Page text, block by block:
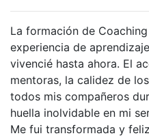
La formación de
experiencia de
vivencié hasta ahora. El
mentoras, la calidez de
todos mis compañeros
huella inolvidable en mi
Me fui transformada y